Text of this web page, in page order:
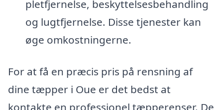
pletfjernelse, beskyttelsesbehandling
og lugtfjernelse. Disse tjenester kan
øge omkostningerne.
For at få en præcis pris på rensning af
dine tæpper i Oue er det bedst at
kontakte en professionel tæpperenser. De